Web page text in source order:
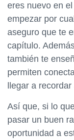
eres nuevo en
empezar por
aseguro que te
capítulo.
también te
permiten
llegar a
Así que, si lo
pasar un buen
oportunidad a